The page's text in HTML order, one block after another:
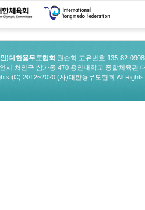
)대한용무도협회 권순혁 고유번호:135-82-
시 처인구 삼가동 470 용인대학교 종합체육관
(C) 2012~2020 (사)대한용무도협회 All